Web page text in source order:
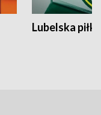
Lubelska piłka